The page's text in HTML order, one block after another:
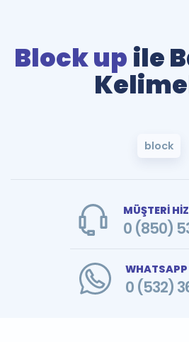
Block up ile
block
MÜŞTERİ
0 (850)
0 (532)